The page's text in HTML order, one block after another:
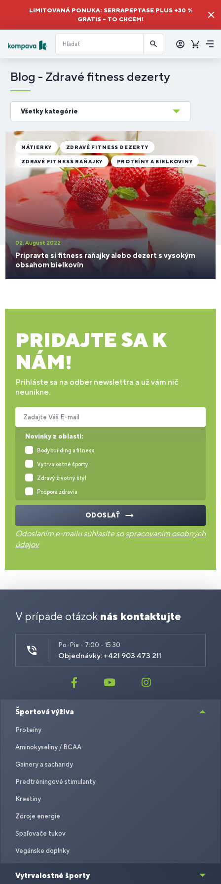
LIMITOVANÁ PONUKA: SERRAPEPTASE PLUS +30 %
GRATIS – TO CHCEM!
sa
Košík
Blog - Zdravé fitness dezerty
Všetky kategórie
02. August 2022
Pripravte si fitness raňajky alebo dezert s vysokým
obsahom bielkovín
NÁTIERKY ZDRAVÉ FITNESS DEZERTY
ZDRAVÉ FITNESS RAŇAJKY PROTEÍNY A BIELKOVINY
PRIDAJTE SA K
NÁM!
Prihláste sa na odber newslettra a už vám nič
neunikne.
Novinky z oblasti:
Bodybuilding a fitness
Vytrvalostné športy
Zdravý životný štýl
Podpora zdravia
Zadajte Váš E-mail
ODOSLAŤ
Odoslaním e-mailu súhlasíte sospracovaním osobných
údajov
V prípade otázok nás kontaktujte
Po-Pia - 7:00 - 15:30
Objednávky: +421 903 473 211
Športová výživa
Proteíny
Aminokyseliny / BCAA
Gainery a sacharidy
Predtréningové stimulanty
Kreatíny
Zdroje energie
Spaľovače tukov
Vegánske doplnky
Vytrvalostné športy